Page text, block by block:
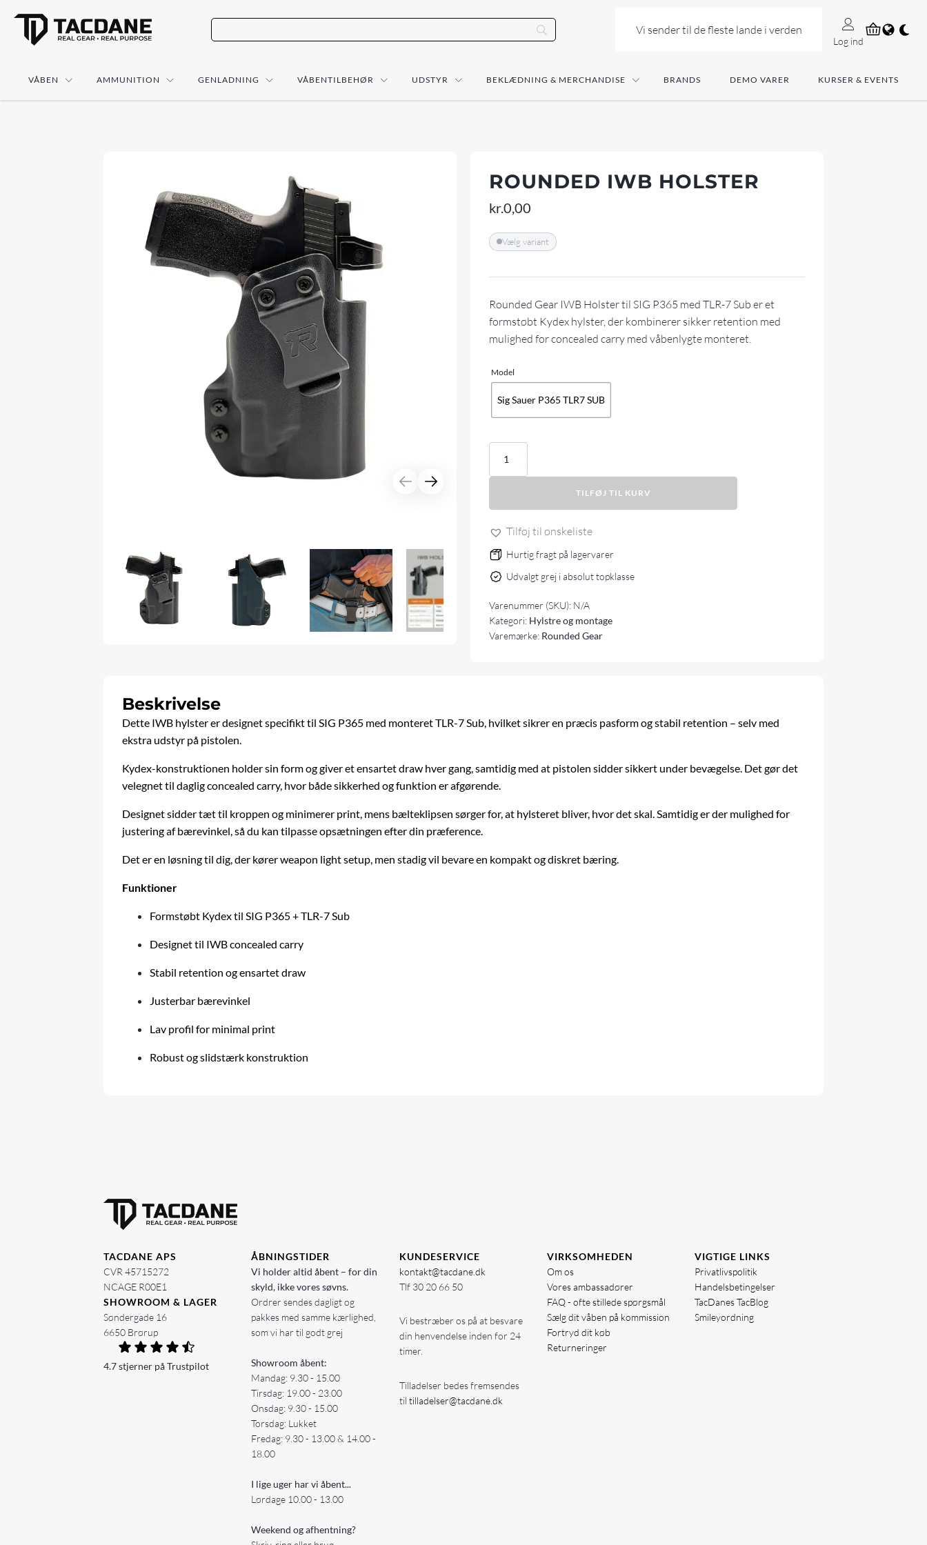
Vi sender til de fleste lande i verden
Log ind
VÅBEN AMMUNITION GENLADNING VÅBENTILBEHØR UDSTYR BEKLÆDNING & MERCHANDISE BRANDS DEMO VARER KURSER & EVENTS
ROUNDED IWB HOLSTER
kr.0,00
Vælg variant
Rounded Gear IWB Holster til SIG P365 med TLR-7 Sub er et
formstøbt Kydex hylster, der kombinerer sikker retention med
mulighed for concealed carry med våbenlygte monteret.
Model
Sig Sauer P365 TLR7 SUB
Rounded
Holster
TILFØJ TIL KURV
Tilføj til ønskeliste
Hurtig fragt på lagervarer
Udvalgt grej i absolut topklasse
Varenummer (SKU): N/A
Kategori: Hylstre og montage
Varemærke: Rounded Gear
Beskrivelse
Dette IWB hylster er designet specifikt til SIG P365 med monteret TLR-7 Sub, hvilket sikrer en præcis pasform og stabil retention – selv med
ekstra udstyr på pistolen.
Kydex-konstruktionen holder sin form og giver et ensartet draw hver gang, samtidig med at pistolen sidder sikkert under bevægelse. Det gør det
velegnet til daglig concealed carry, hvor både sikkerhed og funktion er afgørende.
Designet sidder tæt til kroppen og minimerer print, mens bælteklipsen sørger for, at hylsteret bliver, hvor det skal. Samtidig er der mulighed for
justering af bærevinkel, så du kan tilpasse opsætningen efter din præference.
Det er en løsning til dig, der kører weapon light setup, men stadig vil bevare en kompakt og diskret bæring.
Funktioner
Formstøbt Kydex til SIG P365 + TLR-7 Sub
Designet til IWB concealed carry
Stabil retention og ensartet draw
Justerbar bærevinkel
Lav profil for minimal print
Robust og slidstærk konstruktion
TACDANE APS
CVR 45715272
NCAGE R00E1
SHOWROOM & LAGER
Søndergade 16
6650 Brørup
4.7 stjerner på Trustpilot
ÅBNINGSTIDER
Vi holder altid åbent – for din
skyld, ikke vores søvns.
Ordrer sendes dagligt og
pakkes med samme kærlighed,
som vi har til godt grej
Showroom åbent:
Mandag: 9.30 - 15.00
Tirsdag: 19.00 - 23.00
Onsdag: 9.30 - 15.00
Torsdag: Lukket
Fredag: 9.30 - 13.00 & 14.00 -
18.00
I lige uger har vi åbent...
Lørdage 10.00 - 13.00
Weekend og afhentning?
KUNDESERVICE
kontakt@tacdane.dk
Tlf 30 20 66 50
Vi bestræber os på at besvare
din henvendelse inden for 24
timer.
Tilladelser bedes fremsendes
til tilladelser@tacdane.dk
VIRKSOMHEDEN
Om os
Vores ambassadører
FAQ - ofte stillede spørgsmål
Sælg dit våben på kommission
Fortryd dit køb
Returneringer
VIGTIGE LINKS
Privatlivspolitik
Handelsbetingelser
TacDanes TacBlog
Smileyordning